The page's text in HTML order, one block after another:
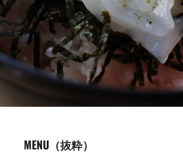
MENU（抜粋）